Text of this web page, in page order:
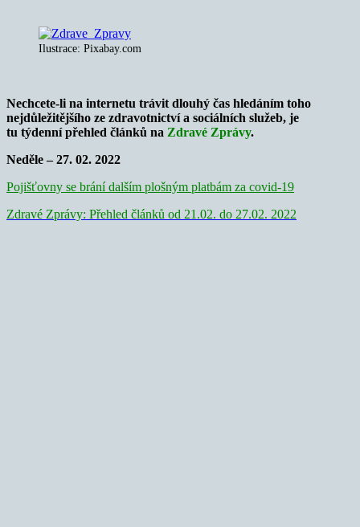
Ilustrace: Pixabay.com
Nechcete-li na internetu trávit dlouhý čas hledáním toho
nejdůležitějšího ze zdravotnictví a sociálních služeb, je
tu týdenní přehled článků na Zdravé Zprávy.
Neděle – 27. 02. 2022
Pojišťovny se brání dalším plošným platbám za covid-19
Zdravé Zprávy: Přehled článků od 21.02. do 27.02. 2022